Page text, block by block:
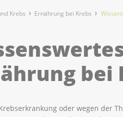
Krebs Ernährung bei Krebs
bei
oder wegen der